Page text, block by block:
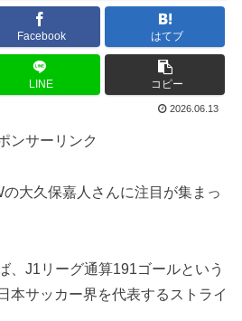
Facebook はてブ
LINE コピー
2026.06.13
ンサーリンク
大久保嘉人さんに注目が集まっ
、J1リーグ通算191ゴールという
本サッカー界を代表するストライ